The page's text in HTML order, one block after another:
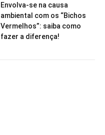
Envolva-se na causa
ambiental com os “Bichos
Vermelhos”: saiba como
fazer a diferença!